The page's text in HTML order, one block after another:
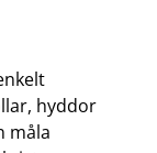
hyddor
måla